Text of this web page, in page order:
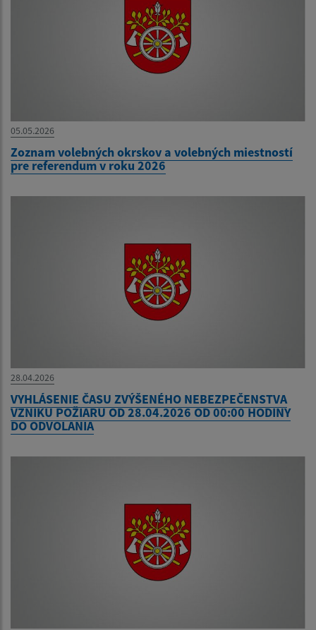
05.05.2026
Zoznam volebných okrskov a volebných miestností
pre referendum v roku 2026
28.04.2026
VYHLÁSENIE ČASU ZVÝŠENÉHO NEBEZPEČENSTVA
VZNIKU POŽIARU OD 28.04.2026 OD 00:00 HODINY
DO ODVOLANIA